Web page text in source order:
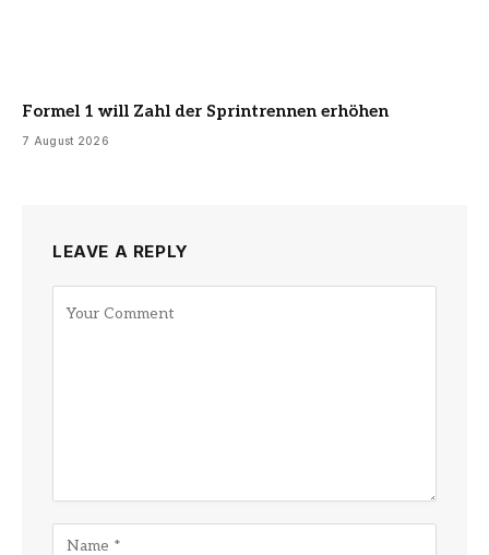
Formel 1 will Zahl der Sprintrennen erhöhen
7 August 2026
LEAVE A REPLY